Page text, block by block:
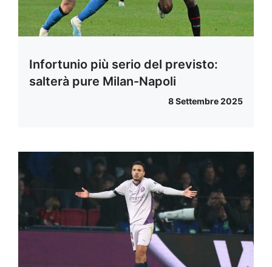
Infortunio più serio del previsto:
salterà pure Milan-Napoli
8 Settembre 2025